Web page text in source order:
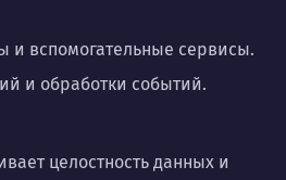
вспомогательные сервисы.
и обработки событий.
целостность данных и